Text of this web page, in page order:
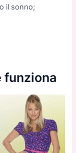
il sonno;
funziona